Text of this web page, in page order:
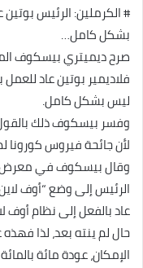
# الكرملين: الرئيس
بشكل كامل…
صرح ديميتري بيسكوف
فلاديمير بوتين عاد
ليس بشكل كامل.
وفسر بيسكوف ذلك
لأن جائحة فيروس كورونا
وقال بيسكوف في معرض
الرئيس إلى وضع “أوف
عاد بالفعل إلى نظام أوف
حال لم ينته بعد، لذا
الإمكان، عودة مائة